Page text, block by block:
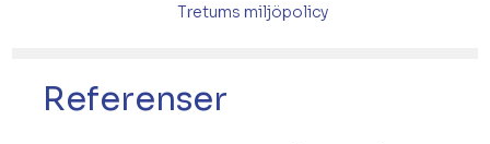
Tretums miljöpolicy
Referenser